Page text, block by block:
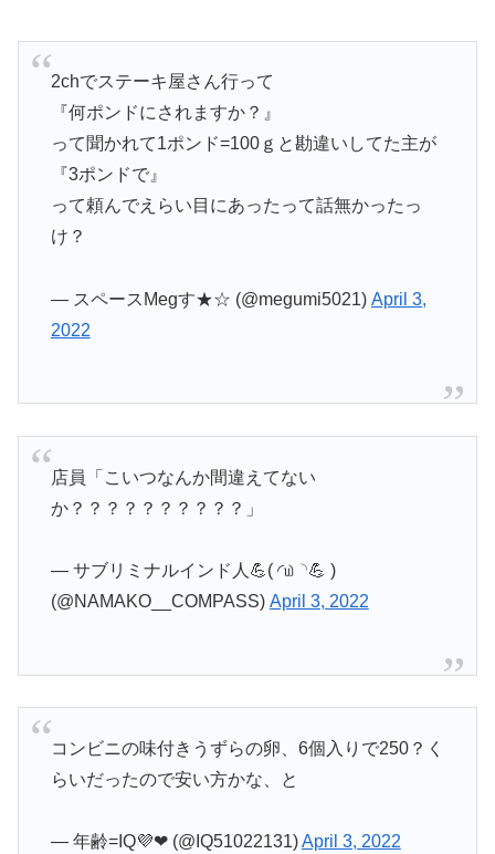
2chでステーキ屋さん行って
『何ポンドにされますか？』
って聞かれて1ポンド=100ｇと勘違いしてた主が
『3ポンドで』
って頼んでえらい目にあったって話無かったっ
け？
— スペースMegす★☆ (@megumi5021) April 3,
2022
店員「こいつなんか間違えてない
か？？？？？？？？？？」
— サブリミナルインド人💪( ◜௰◝💪 )
(@NAMAKO__COMPASS) April 3, 2022
コンビニの味付きうずらの卵、6個入りで250？く
らいだったので安い方かな、と
— 年齢=IQ💜❤ (@IQ51022131)April 3, 2022